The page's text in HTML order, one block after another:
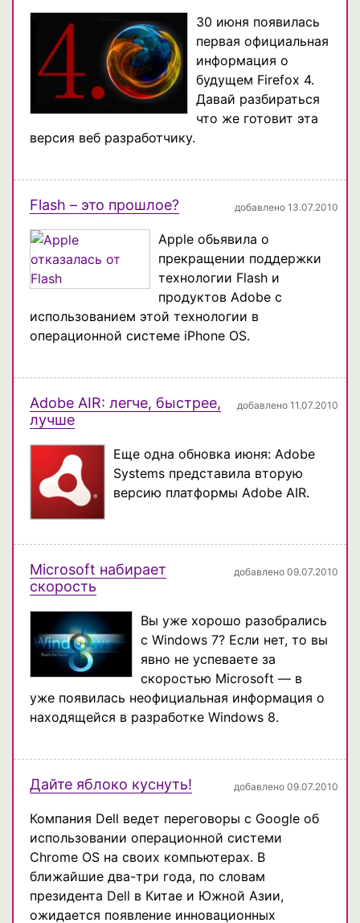
30 июня появилась
первая официальная
информация о
будущем Firefox 4.
Давай разбираться
что же готовит эта
версия веб разработчику.
Flash – это прошлое? добавлено 13.07.2010
Apple обьявила о
прекращении поддержки
технологии Flash и
продуктов Adobe с
использованием этой технологии в
операционной системе iPhone OS.
Adobe AIR: легче, быстрее,
лучше
добавлено 11.07.2010
Еще одна обновка июня: Adobe
Systems представила вторую
версию платформы Adobe AIR.
Microsoft набирает
скорость
добавлено 09.07.2010
Вы уже хорошо разобрались
с Windows 7? Если нет, то вы
явно не успеваете за
скоростью Microsoft — в
уже появилась неофициальная информация о
находящейся в разработке Windows 8.
Дайте яблоко куснуть! добавлено 09.07.2010
Компания Dell ведет переговоры с Google об
использовании операционной системи
Chrome OS на своих компьютерах. В
ближайшие два-три года, по словам
президента Dell в Китае и Южной Азии,
ожидается появление инновационных